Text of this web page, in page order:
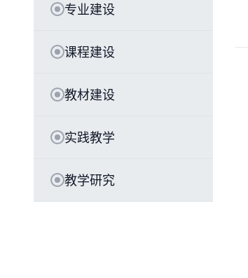
专业建设
课程建设
教材建设
实践教学
教学研究